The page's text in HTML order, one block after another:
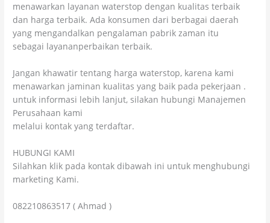
menawarkan layanan waterstop dengan kualitas terbaik
dan harga terbaik. Ada konsumen dari berbagai daerah
yang mengandalkan pengalaman pabrik zaman itu
sebagai layananperbaikan terbaik.
Jangan khawatir tentang harga waterstop, karena kami
menawarkan jaminan kualitas yang baik pada pekerjaan .
untuk informasi lebih lanjut, silakan hubungi Manajemen
Perusahaan kami
melalui kontak yang terdaftar.
HUBUNGI KAMI
Silahkan klik pada kontak dibawah ini untuk menghubungi
marketing Kami.
082210863517 ( Ahmad )